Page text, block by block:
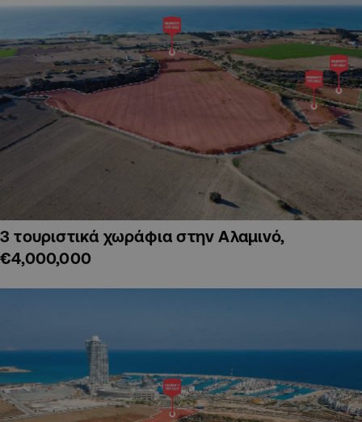
3 τουριστικά χωράφια στην Αλαμινό,
€4,000,000